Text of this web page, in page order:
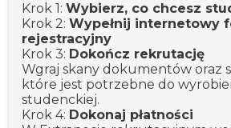
Krok 1:Wybierz, co chcesz
Krok 2:Wypełnij internetowy
rejestracyjny
Krok 3: Dokończ rekrutację
Wgraj skany dokumentów oraz
które jest potrzebne do
studenckiej.
Krok 4: Dokonaj płatności